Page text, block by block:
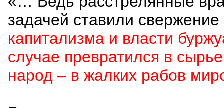
задачей ставили свержение
капитализма и власти
случае превратился в
народ – в жалких рабов